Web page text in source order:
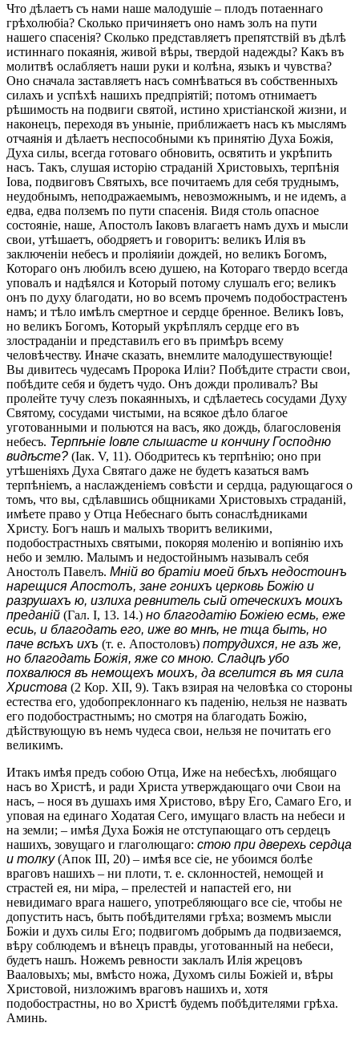
Что дѣлаетъ съ нами наше малодушіе – плодъ потаеннаго
грѣхолюбіа? Сколько причиняетъ оно намъ золъ на пути
нашего спасенія? Сколько представляетъ препятствій въ дѣлѣ
истиннаго покаянія, живой вѣры, твердой надежды? Какъ въ
молитвѣ ослабляетъ наши руки и колѣна, языкъ и чувства?
Оно сначала заставляетъ насъ сомнѣваться въ собственныхъ
силахъ и успѣхѣ нашихъ предпріятій; потомъ отнимаетъ
рѣшимость на подвиги святой, истино христіанской жизни, и
наконецъ, переходя въ уныніе, приближаетъ насъ къ мыслямъ
отчаянія и дѣлаетъ неспособными къ принятію Духа Божія,
Духа силы, всегда готоваго обновить, освятить и укрѣпить
насъ. Такъ, слушая исторію страданій Христовыхъ, терпѣнія
Іова, подвиговъ Святыхъ, все почитаемъ для себя труднымъ,
неудобнымъ, неподражаемымъ, невозможнымъ, и не идемъ, а
едва, едва полземъ по пути спасенія. Видя столь опасное
состояніе, наше, Апостолъ Іаковъ влагаетъ намъ духъ и мысли
свои, утѣшаетъ, ободряетъ и говоритъ: великъ Илія въ
заключеніи небесъ и проліяиіи дождей, но великъ Богомъ,
Котораго онъ любилъ всею душею, на Котораго твердо всегда
уповалъ и надѣялся и Который потому слушалъ его; великъ
онъ по духу благодати, но во всемъ прочемъ подобострастенъ
намъ; и тѣло имѣлъ смертное и сердце бренное. Великъ Іовъ,
но великъ Богомъ, Который укрѣплялъ сердце его въ
злостраданіи и представилъ его въ примѣръ всему
человѣчеству. Иначе сказать, внемлите малодушествующіе!
Вы дивитесь чудесамъ Пророка Иліи? Побѣдите страсти свои,
побѣдите себя и будетъ чудо. Онъ дожди проливалъ? Вы
пролейте тучу слезъ покаянныхъ, и сдѣлаетесь сосудами Духу
Святому, сосудами чистыми, на всякое дѣло благое
уготованными и польются на васъ, яко дождь, благословенія
небесъ. Терпѣніе Іовле слышасте и кончину Господню
видѣсте? (Іак. V, 11). Ободритесь къ терпѣнію; оно при
утѣшеніяхъ Духа Святаго даже не будетъ казаться вамъ
терпѣніемъ, а наслажденіемъ совѣсти и сердца, радующагося о
томъ, что вы, сдѣлавшись общниками Христовыхъ страданій,
имѣете право у Отца Небеснаго быть сонаслѣдниками
Христу. Богъ нашъ и малыхъ творитъ великими,
подобострастныхъ святыми, покоряя моленію и вопіянію ихъ
небо и землю. Малымъ и недостойнымъ называлъ себя
Аностолъ Павелъ. Мній во братіи моей бѣхъ недостоинъ
нарещися Апостолъ, зане гонихъ церковь Божію и
разрушахъ ю, излиха ревнитель сый отеческихъ моихъ
преданій (Гал. I, 13. 14.) но благодатію Божіею есмь, еже
есиь, и благодать его, иже во мнѣ, не тща быть, но
паче всѣхъ ихъ (т. е. Апостоловъ) потрудихся, не азъ же,
но благодать Божія, яже со мною. Сладцѣ убо
похвалюся въ немощехъ моихъ, да вселится въ мя сила
Христова (2 Кор. XII, 9). Такъ взирая на человѣка со стороны
естества его, удобопреклоннаго къ паденію, нельзя не назвать
его подобострастнымъ; но смотря на благодать Божію,
дѣйствующую въ немъ чудеса свои, нельзя не почитать его
великимъ.
Итакъ имѣя предъ собою Отца, Иже на небесѣхъ, любящаго
насъ во Христѣ, и ради Христа утверждающаго очи Свои на
насъ, – нося въ душахъ имя Христово, вѣру Его, Самаго Его, и
уповая на единаго Ходатая Сего, имущаго власть на небеси и
на земли; – имѣя Духа Божія не отступающаго отъ сердецъ
нашихъ, зовущаго и глаголющаго: стою при дверехь сердца
и толку(Апок III, 20) – имѣя все сіе, не убоимся болѣе
враговъ нашихъ – ни плоти, т. е. склонностей, немощей и
страстей ея, ни міра, – прелестей и напастей его, ни
невидимаго врага нашего, употребляющаго все сіе, чтобы не
допустить насъ, быть побѣдителями грѣха; возмемъ мысли
Божіи и духъ силы Его; подвигомъ добрымъ да подвизаемся,
вѣру соблюдемъ и вѣнецъ правды, уготованный на небеси,
будетъ нашъ. Ножемъ ревности заклалъ Илія жрецовъ
Вааловыхъ; мы, вмѣсто ножа, Духомъ силы Божіей и, вѣры
Христовой, низложимъ враговъ нашихъ и, хотя
подобострастны, но во Христѣ будемъ побѣдителями грѣха.
Аминь.